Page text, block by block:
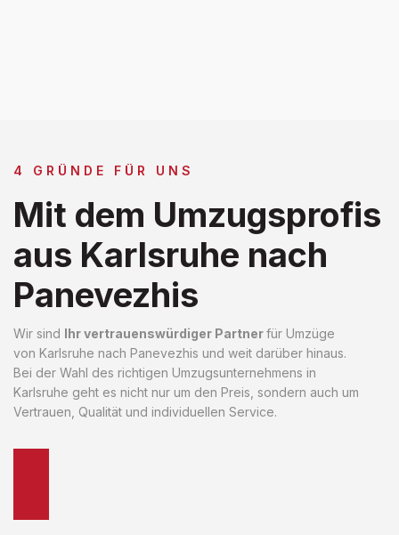
4 GRÜNDE FÜR UNS
Mit dem Umzugsprofis
aus Karlsruhe nach
Panevezhis
Wir sind Ihr vertrauenswürdiger Partnerfür Umzüge
von Karlsruhe nach Panevezhis und weit darüber hinaus.
Bei der Wahl des richtigen Umzugsunternehmens in
Karlsruhe geht es nicht nur um den Preis, sondern auch um
Vertrauen, Qualität und individuellen Service.